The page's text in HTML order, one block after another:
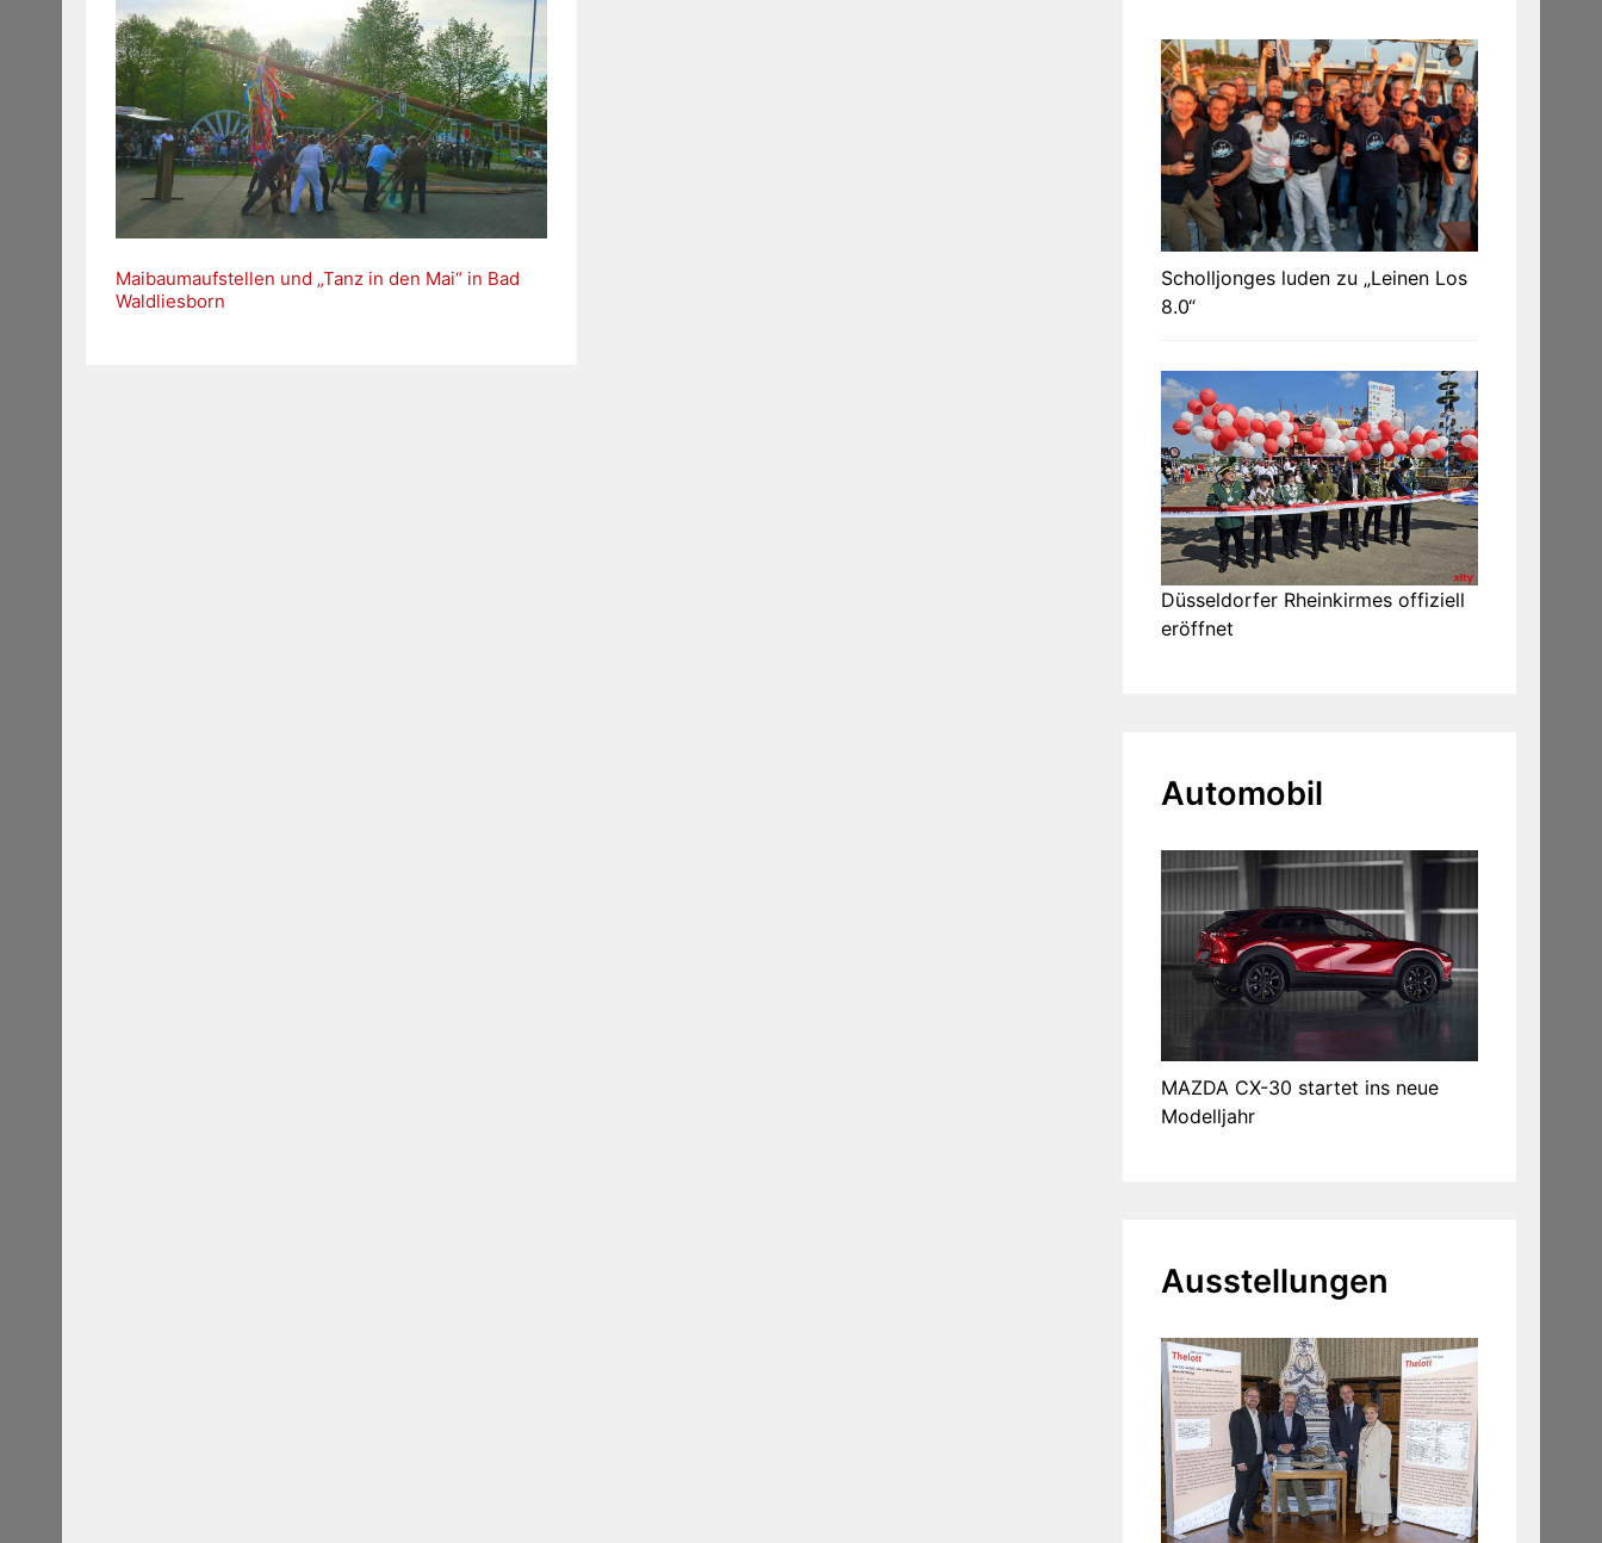
Maibaumaufstellen und „Tanz in den Mai“ in Bad
Waldliesborn
Scholljonges luden zu „Leinen Los
8.0“
Düsseldorfer Rheinkirmes offiziell
eröffnet
Automobil
MAZDA CX-30 startet ins neue
Modelljahr
Ausstellungen